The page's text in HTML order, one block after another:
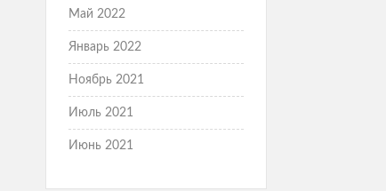
Май 2022
Январь 2022
Ноябрь 2021
Июль 2021
Июнь 2021